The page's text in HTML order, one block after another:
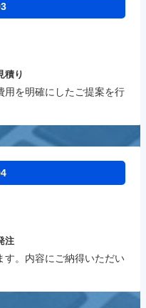
積り
用を明確にしたご提案を行
注
す。内容にご納得いただい